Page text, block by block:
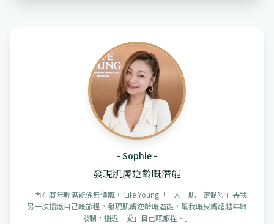
- Sophie -
發現肌膚逆齡嘅潛能
「內在嘅年輕潛能係無價嘅， Life Young「一人一肌一定制💘」畀我
另一次搵返自己嘅旅程，發現肌膚逆齡嘅潛能，幫我嘅皮膚超越年齡
限制，搵返「愛」自己嘅旅程。 」